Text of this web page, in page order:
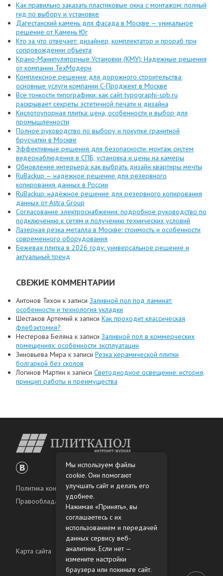
Как правильно заказать пластиковые окна с монтажом: полный
гид по выбору и установке
Дагестанский камень для фасада в Москве — уникальное
решение от Камень Юг
Кто за что отвечает: дизайнер, комплектатор и прораб при
сопровождении объекта
Крано-Манипуляторные Установки (КМУ): Надежные решения
от компании ТехМодерн
Комплексное решение для дорожного строительства:
основные услуги компании C-Проджект в Москве
Все тонкости типографики: как сайт typographi-spb.ru
раскрывает секреты эстетичной печати и дизайна
Кислотоупорная плитка: цена, особенности и выбор для
промышленности
Полное руководство по выбору и покупке гранитной
брусчатки в Москве
Эффективные решения для безопасности: монтаж систем
видеонаблюдения в СПБ, установка и цены на камеры
Обновление интерьера: как выбрать дизайн квартиры мечты
RuBackup — надежное решение для резервного
копирования данных в России
RuBackup: надёжное решение для резервного копирования
данных от Astra Group
Согласование электроснабжения: подробное руководство по
подключению к сетям и получению технических условий
Лазерная резка металла в Москве: стоимость и особенности
современного оборудования
Бежевая плитка в 2026 году: универсальное решение и
актуальный тренд
СВЕЖИЕ КОММЕНТАРИИ
Антонов Тихон к записи Заливной пол под ламинат:
особенности и технология укладки
Шестаков Артемий к записи Как проходит классическая
флебэктомия?
Нестерова Беляна к записи Заливной пол в коммерческих
помещениях: особенности эксплуатации
Зиновьева Мира к записи Резка керамической плитки
болгаркой без сколов
Логинов Мартин к записи Светодиодное освещение: история,
принцип работы и преимущества
Политика конфиденциальности
Правообладателям
Карта сайта
Мы используем файлы
cookie. Они помогают
улучшать сайт и делать его
удобнее.
Нажимая «Принять», вы
соглашаетесь с их
использованием и передачей
данных сервису веб-
аналитики. Если нет —
измените настройки
браузера или покиньте сайт.